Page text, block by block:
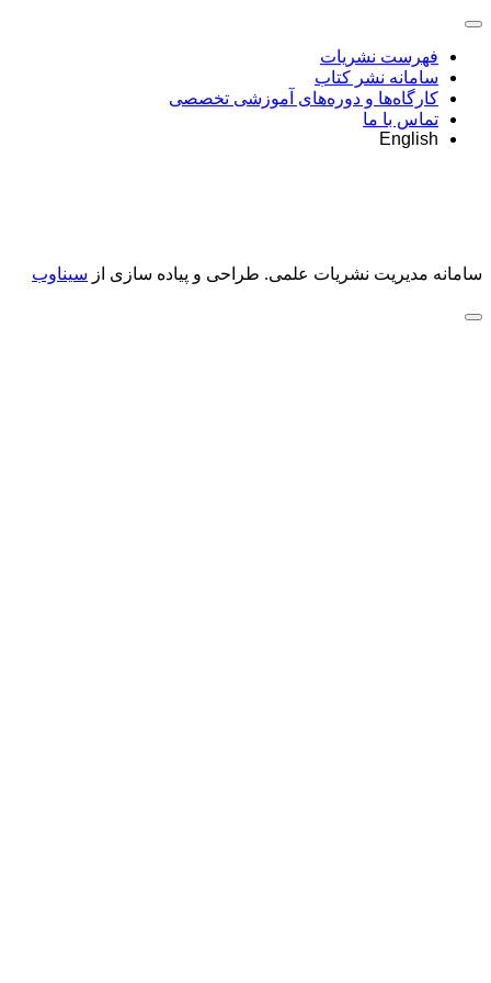
فهرست نشریات
سامانه نشر کتاب
کارگاه‌ها و دوره‌های آموزشی تخصصی
تماس با ما
English
سامانه مدیریت نشریات علمی. طراحی و پیاده سازی از سیناوب